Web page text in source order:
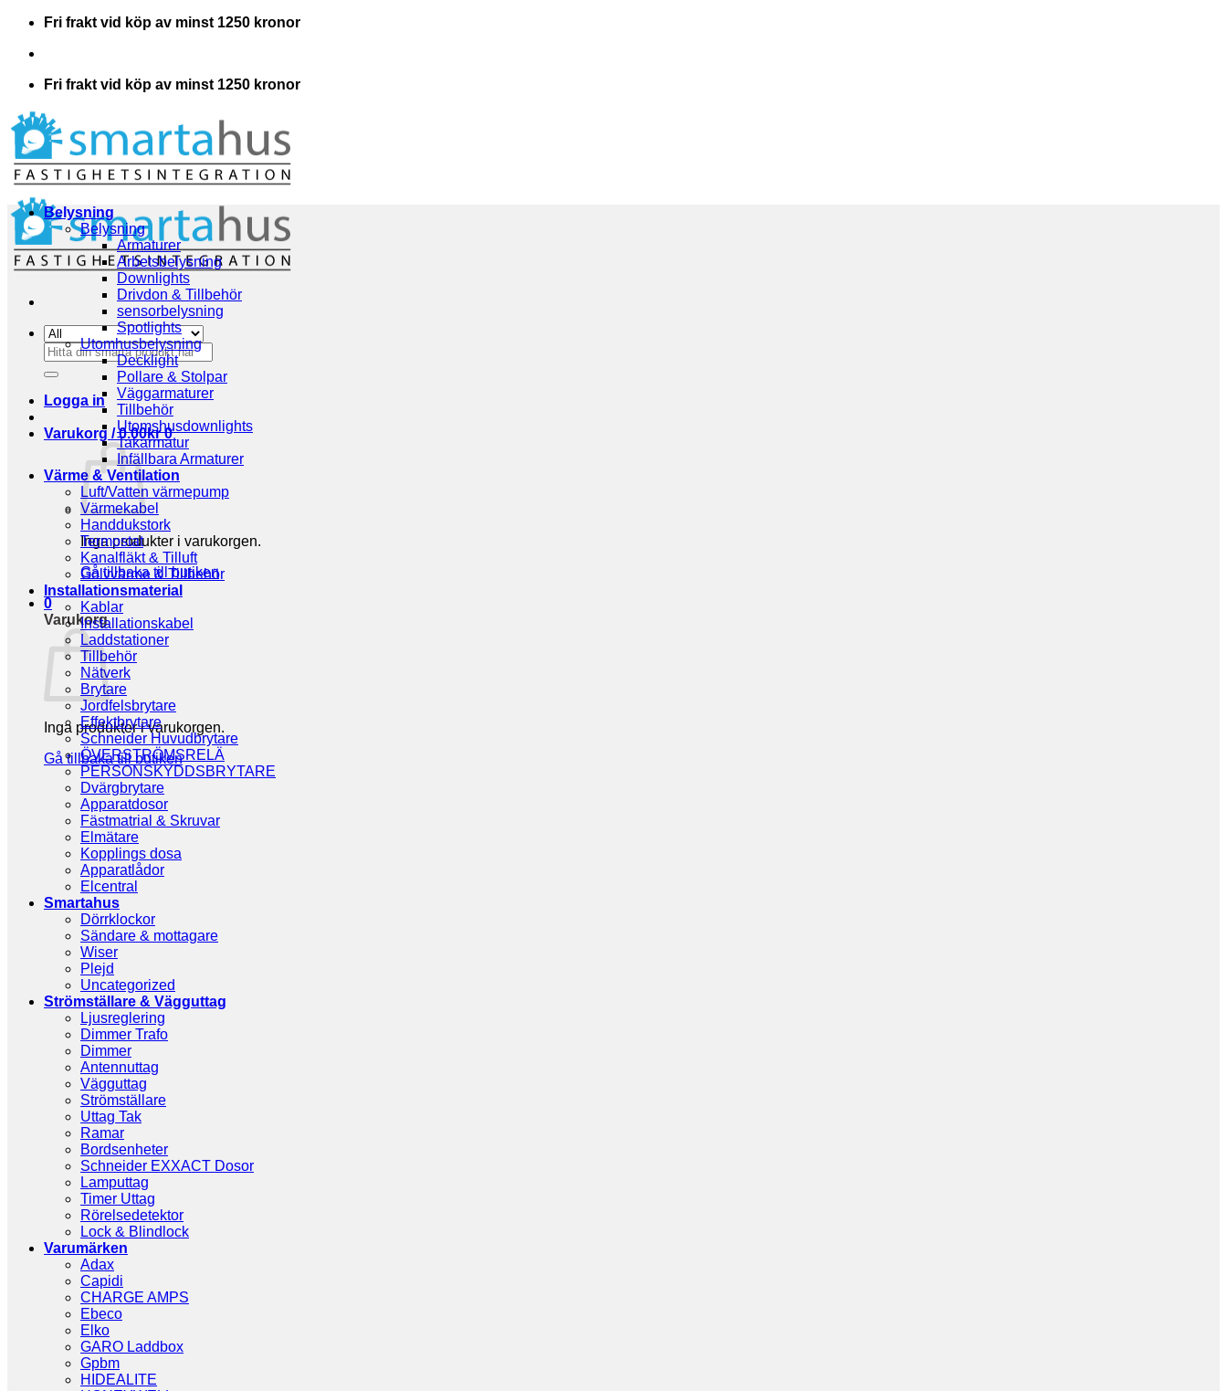
Skip
content
Fri frakt vid köp av minst 1250 kronor
Fri frakt vid köp av minst 1250 kronor
Sök
efter:
Logga in
Varukorg /0.00kr 0
Inga produkter i varukorgen.
Gå tillbaka till butiken
0
Varukorg
Inga produkter i varukorgen.
Gå tillbaka till butiken
Belysning
Belysning
Armaturer
Arbetsbelysning
Downlights
Drivdon & Tillbehör
sensorbelysning
Spotlights
Utomhusbelysning
Decklight
Pollare & Stolpar
Väggarmaturer
Tillbehör
Utomshusdownlights
Takarmatur
Infällbara Armaturer
Värme & Ventilation
Luft/Vatten värmepump
Värmekabel
Handdukstork
Termostat
Kanalfläkt & Tilluft
Golvvärme & Tillbehör
Installationsmaterial
Kablar
Installationskabel
Laddstationer
Tillbehör
Nätverk
Brytare
Jordfelsbrytare
Effektbrytare
Schneider Huvudbrytare
ÖVERSTRÖMSRELÄ
PERSONSKYDDSBRYTARE
Dvärgbrytare
Apparatdosor
Fästmatrial & Skruvar
Elmätare
Kopplings dosa
Apparatlådor
Elcentral
Smartahus
Dörrklockor
Sändare & mottagare
Wiser
Plejd
Uncategorized
Strömställare & Vägguttag
Ljusreglering
Dimmer Trafo
Dimmer
Antennuttag
Vägguttag
Strömställare
Uttag Tak
Ramar
Bordsenheter
Schneider EXXACT Dosor
Lamputtag
Timer Uttag
Rörelsedetektor
Lock & Blindlock
Varumärken
Adax
Capidi
CHARGE AMPS
Ebeco
Elko
GARO Laddbox
Gpbm
HIDEALITE